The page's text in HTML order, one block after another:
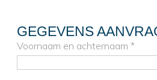
GEGEVENS
Voornaam en achternaam *